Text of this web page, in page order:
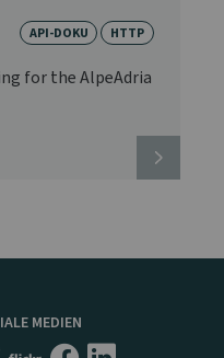
API-DOKU HTTP
for the AlpeAdria
MEDIEN